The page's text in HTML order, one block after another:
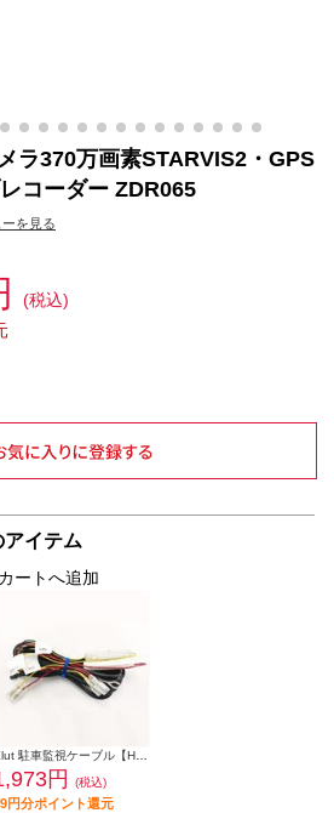
ラ370万画素STARVIS2・GPS
コーダー ZDR065
を見る
(税込)
アイテム
ートへ追加
Elut 駐車監視ケーブル【HDROP-14同等品/コムテックドライブレコーダー用】 AG-DRCOP1
円 (税込)
円分ポイント還元